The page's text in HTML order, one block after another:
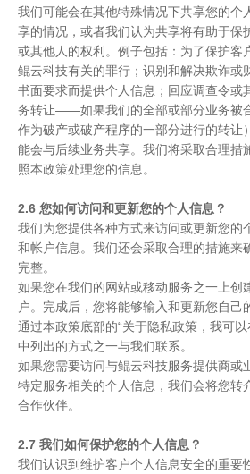
我们可能会在其他特殊情况下共享您的个
享的情况，或者我们认为共享将有助于保
或其他人的权利。例子包括：为了保护客
鲲云科技有关的罪行；识别和解决欺诈或
书面要求而提供个人信息；回应调查令或
务转让——如果我们的全部或部分业务被
作为破产或破产程序的一部分进行的转让
能会与后续业务共享。我们将采取合理措
照本政策处理您的信息。
2.6 您如何访问和更新您的个人信息？
我们为您提供各种方式来访问或更新您的
和帐户信息。我们还会采取合理的措施来
完整。
如果您在我们的网站或移动服务之一上创
户。完成后，您将能够输入和更新您自己
通过本政策底部的“关于隐私政策，我可
中列出的方式之一与我们联系。
如果您需要访问与鲲云科技服务提供商或
特定服务相关的个人信息，我们会将您转
合作伙伴。
2.7 我们如何保护您的个人信息？
我们认识到维护客户个人信息安全的重要